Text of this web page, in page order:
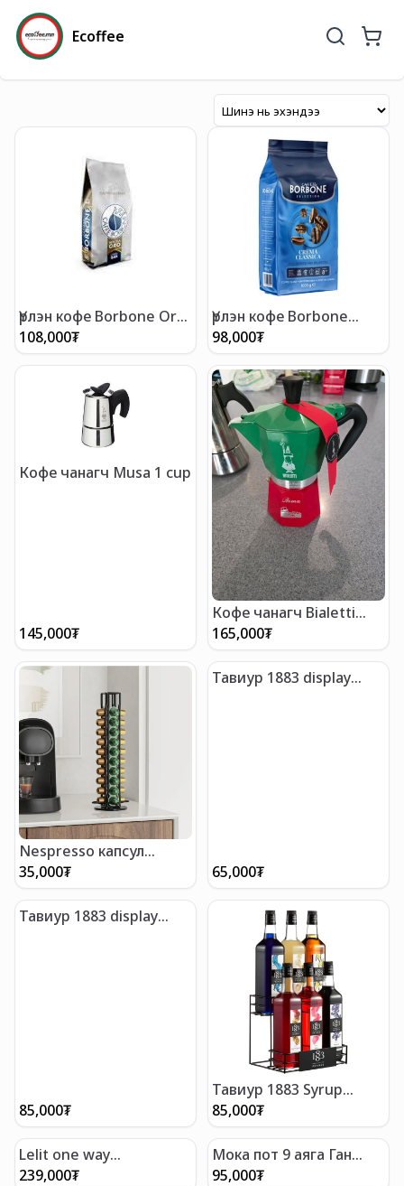
Ecoffee
Үрлэн кофе Borbone Oro
1000гр
108,000₮
Үрлэн кофе Borbone
classic1000гр
98,000₮
Кофе чанагч Musa 1 cup
145,000₮
Кофе чанагч Bialetti
Italy Roma 3 cups
165,000₮
Nespresso капсул
кофены тавиур
35,000₮
Тавиур 1883 display
65,000₮
Тавиур 1883 display
85,000₮
Тавиур 1883 Syrup
display stand 6 сироп
85,000₮
Lelit one way
filterholder
239,000₮
Мока пот 9 аяга Ган
кофе чанагч
95,000₮